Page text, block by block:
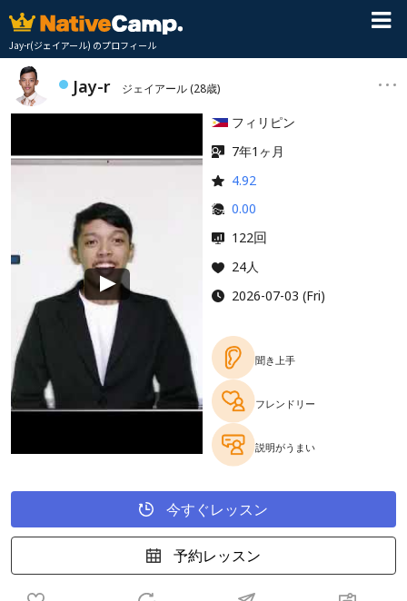
Jay-r(ジェイアール) のプロフィール
Jay-r ジェイアール(28歳)
フィリピン
7年1ヶ月
4.92
0.00
122回
24人
2026-07-03 (Fri)
聞き上手
フレンドリー
説明がうまい
今すぐレッスン
予約レッスン